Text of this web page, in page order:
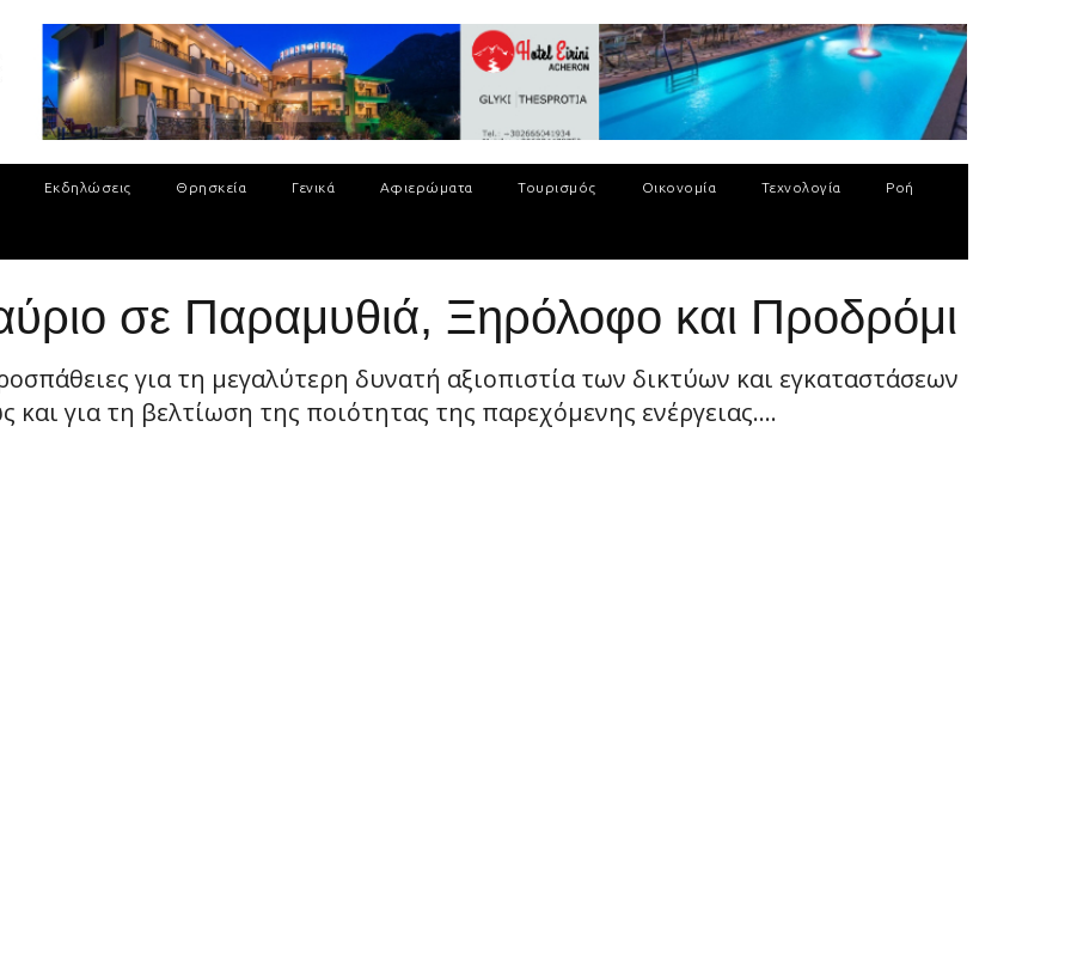
Εκδηλώσεις Θρησκεία Γενικά Αφιερώματα Τουρισμός Οικονομία Τεχνολογία Ροή
σε Παραμυθιά, Ξηρόλοφο και Προδρόμι
για τη μεγαλύτερη δυνατή αξιοπιστία των δικτύων και εγκαταστάσεων
και για τη βελτίωση της ποιότητας της παρεχόμενης ενέργειας....